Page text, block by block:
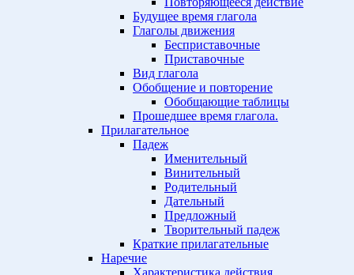
Будущее время глагола
Глаголы движения
Бесприставочные
Приставочные
Вид глагола
Обобщение и повторение
Обобщающие таблицы
Прошедшее время глагола.
Прилагательное
Падеж
Именительный
Винительный
Родительный
Дательный
Предложный
Творительный падеж
Краткие прилагательные
Наречие
Характеристика действия